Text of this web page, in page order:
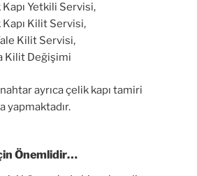
Yetkili Servisi,
Kilit Servisi,
Kilit Servisi,
Kilit Değişimi
ayrıca çelik kapı tamiri
yapmaktadır.
Önemlidir…